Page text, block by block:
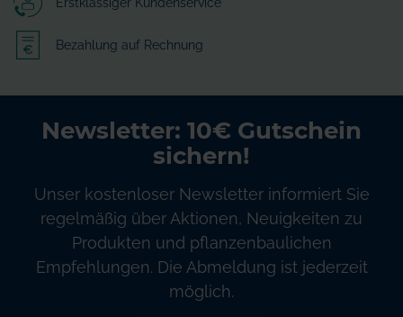
Bezahlung auf Rechnung
Newsletter: 10€ Gutschein
sichern!
Unser kostenloser Newsletter informiert Sie
regelmäßig über Aktionen, Neuigkeiten zu
Produkten und pflanzenbaulichen
Empfehlungen. Die Abmeldung ist jederzeit
möglich.